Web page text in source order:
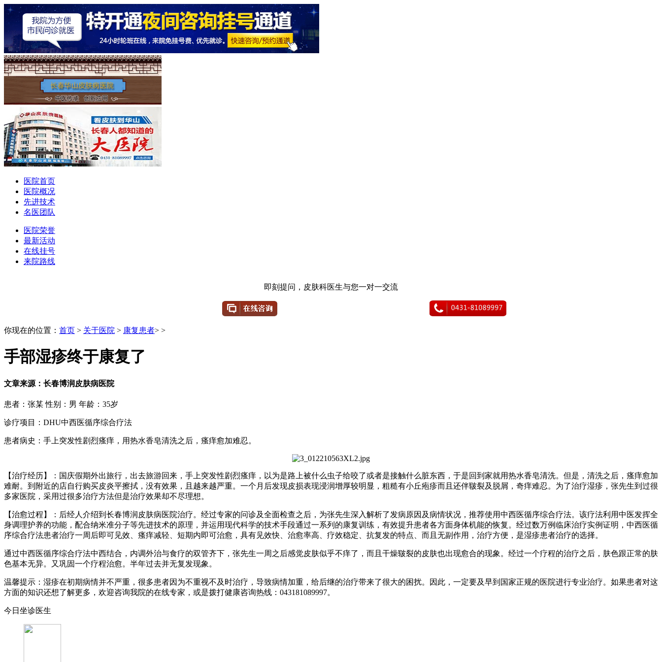
医院首页
医院概况
先进技术
名医团队
医院荣誉
最新活动
在线挂号
来院路线
即刻提问，皮肤科医生与您一对一交流
你现在的位置： 首页 > 关于医院 > 康复患者> >
手部湿疹终于康复了
文章来源：长春博润皮肤病医院
患者：张某 性别：男 年龄：35岁
诊疗项目：DHU中西医循序综合疗法
患者病史：手上突发性剧烈瘙痒，用热水香皂清洗之后，瘙痒愈加难忍。
【治疗经历】：国庆假期外出旅行，出去旅游回来，手上突发性剧烈瘙痒，以为是路上被什么虫子给咬了或者是接触什么脏东西，于是回到家就用热水香皂清洗。但是，清洗之后，瘙痒愈加
难耐。到附近的店自行购买皮炎平擦拭，没有效果，且越来越严重。一个月后发现皮损表现浸润增厚较明显，粗糙有小丘疱疹而且还伴皲裂及脱屑，奇痒难忍。为了治疗湿疹，张先生到过很
多家医院，采用过很多治疗方法但是治疗效果却不尽理想。
【治愈过程】：后经人介绍到长春博润皮肤病医院治疗。经过专家的问诊及全面检查之后，为张先生深入解析了发病原因及病情状况，推荐使用中西医循序综合疗法。该疗法利用中医发挥全
身调理护养的功能，配合纳米准分子等先进技术的原理，并运用现代科学的技术手段通过一系列的康复训练，有效提升患者各方面身体机能的恢复。经过数万例临床治疗实例证明，中西医循
序综合疗法患者治疗一周后即可见效、瘙痒减轻、短期内即可治愈，具有见效快、治愈率高、疗效稳定、抗复发的特点、而且无副作用，治疗方便，是湿疹患者治疗的选择。
通过中西医循序综合疗法中西结合，内调外治与食疗的双管齐下，张先生一周之后感觉皮肤似乎不痒了，而且干燥皲裂的皮肤也出现愈合的现象。经过一个疗程的治疗之后，肤色跟正常的肤
色基本无异。又巩固一个疗程治愈。半年过去并无复发现象。
温馨提示：湿疹在初期病情并不严重，很多患者因为不重视不及时治疗，导致病情加重，给后继的治疗带来了很大的困扰。因此，一定要及早到国家正规的医院进行专业治疗。如果患者对这
方面的知识还想了解更多，欢迎咨询我院的在线专家，或是拨打健康咨询热线：043181089997。
今日坐诊医生